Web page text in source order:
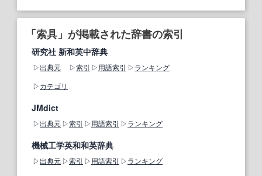
「索具」が掲載された辞書の索引
研究社 新和英中辞典
出典元 索引 用語索引
ランキング
カテゴリ
JMdict
出典元 索引 用語索引 ランキング
機械工学英和和英辞典
出典元 索引 用語索引 ランキング